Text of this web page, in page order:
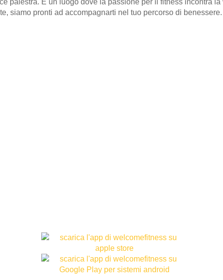
siamo pronti ad accompagnarti nel tuo percorso di benessere.